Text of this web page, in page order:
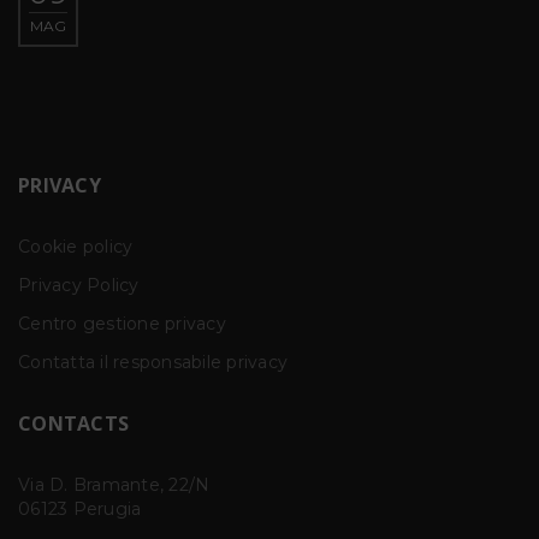
MAG
PRIVACY
Cookie policy
Privacy Policy
Centro gestione privacy
Contatta il responsabile privacy
CONTACTS
Via D. Bramante, 22/N
06123 Perugia